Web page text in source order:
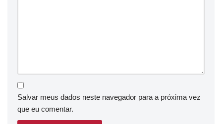
Salvar meus dados neste navegador para a próxima vez
que eu comentar.